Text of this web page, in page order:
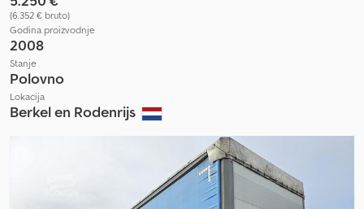
(6.352 € bruto)
Godina proizvodnje
2008
Stanje
Polovno
Lokacija
Berkel en Rodenrijs